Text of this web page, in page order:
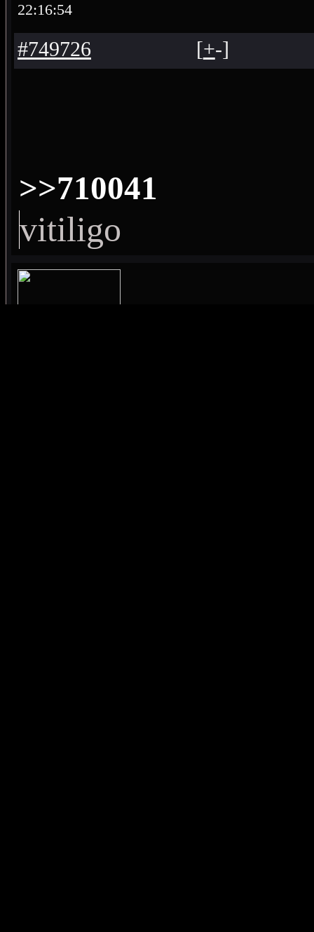
22:16:54
#749726 [+-]
>>710041
vitiligo